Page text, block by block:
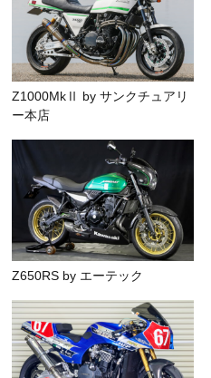
Z1000MkⅡ by サンクチュアリ
ー本店
Z650RS by エーテック